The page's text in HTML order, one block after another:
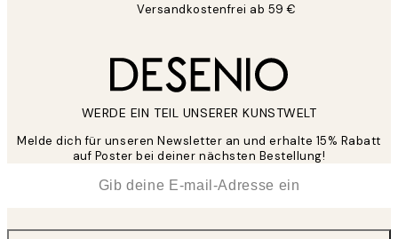
Versandkostenfrei ab 59 €
WERDE EIN TEIL UNSERER KUNSTWELT
Melde dich für unseren Newsletter an und erhalte 15% Rabatt
auf Poster bei deiner nächsten Bestellung!